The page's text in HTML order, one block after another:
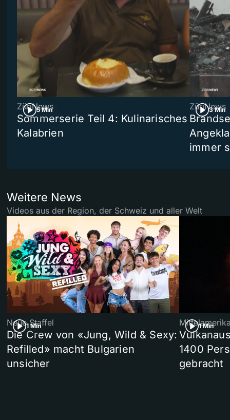
5 Min
ZüriNews
Sommerserie Teil 4: Kulinarisches
Kalabrien
3 Min
ZüriNews
immer
Weitere News
Videos aus der Region, der Schweiz und aller Welt
1 Min
Neue Staffel
Die Crew von «Jung, Wild & Sexy:
Refilled» macht Bulgarien
unsicher
1 Min
1400
gebracht